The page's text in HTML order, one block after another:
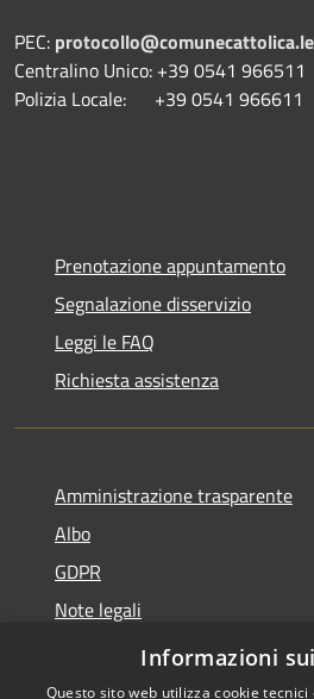
PEC:
Centralino Unico: +39 0541 966511
Polizia Locale: +39 0541 966611
Prenotazione appuntamento
Segnalazione disservizio
Leggi le FAQ
Richiesta assistenza
Amministrazione trasparente
Albo
GDPR
Note legali
Dichiarazione di accessibilità
Informazioni
Questo sito web utilizza cookie